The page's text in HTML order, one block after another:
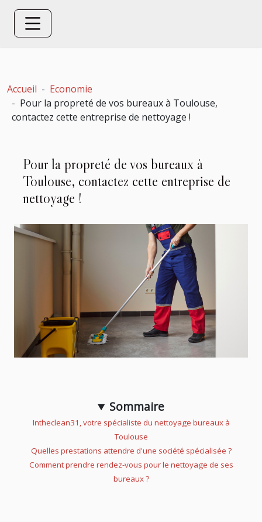
Accueil
Economie
Pour la propreté de vos bureaux à Toulouse,
contactez cette entreprise de nettoyage !
Pour la propreté de vos bureaux à
Toulouse, contactez cette entreprise de
nettoyage !
Sommaire
Intheclean31, votre spécialiste du nettoyage bureaux à
Toulouse
Quelles prestations attendre d'une société spécialisée ?
Comment prendre rendez-vous pour le nettoyage de ses
bureaux ?